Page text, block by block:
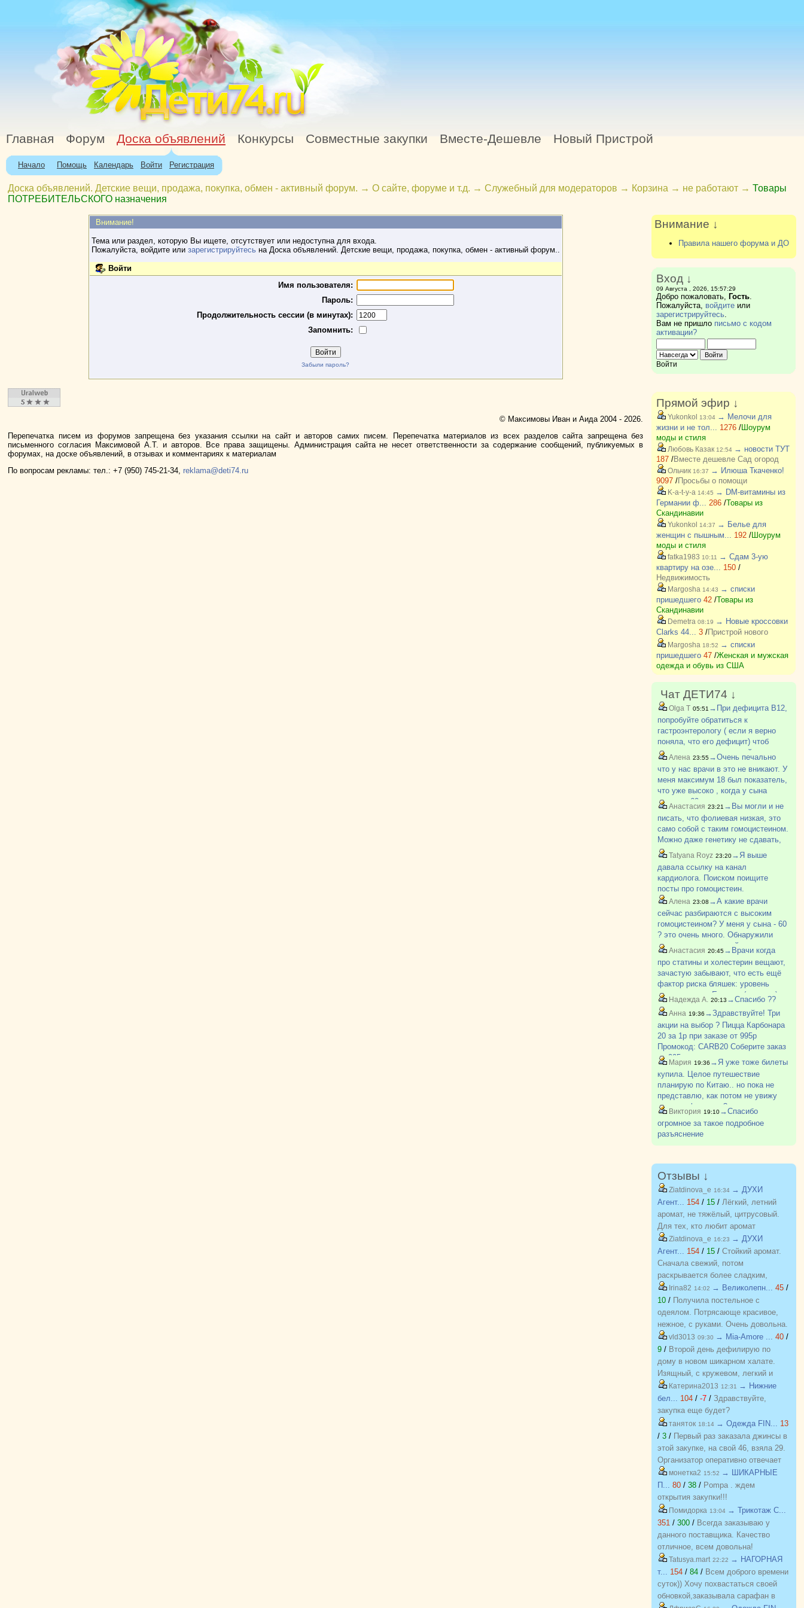
Главная Форум Доска объявлений Конкурсы Совместные закупки Вместе-Дешевле Новый Пристрой
Начало Помощь Календарь Войти Регистрация
Доска объявлений. Детские вещи, продажа, покупка, обмен - активный форум. → О сайте, форуме и т.д. → Служебный для модераторов → Корзина → не работают → Товары
ПОТРЕБИТЕЛЬСКОГО назначения
Внимание!
Тема или раздел, которую Вы ищете, отсутствует или недоступна для входа.
Пожалуйста, войдите или зарегистрируйтесьна Доска объявлений. Детские вещи, продажа, покупка, обмен - активный форум..
Войти
Имя пользователя:
Пароль:
Продолжительность сессии (в минутах):
Запомнить:
Забыли пароль?
© Максимовы Иван и Аида 2004 - 2026.
Перепечатка писем из форумов запрещена без указания ссылки на сайт и авторов самих писем. Перепечатка материалов из всех разделов сайта запрещена без
письменного согласия Максимовой А.Т. и авторов. Все права защищены. Администрация сайта не несет ответственности за содержание сообщений, публикуемых в
форумах, на доске объявлений, в отзывах и комментариях к материалам
По вопросам рекламы: тел.: +7 (950) 745-21-34,reklama@deti74.ru
Внимание ↓
Правила нашего форума и ДО
Вход ↓
09 Августа , 2026, 15:57:29
Добро пожаловать, Гость.
Пожалуйста, войдитеили
зарегистрируйтесь.
Вам не пришло письмо с кодом
активации?
Войти
Прямой эфир ↓
Yukonkol 13:04 → Мелочи для
жизни и не тол... 1276/Шоурум
моды и стиля
Любовь Казак12:54 → новости ТУТ
187/Вместе дешевле Сад огород
Ольчик16:37 → Илюша Ткаченко!
9097/Просьбы о помощи
K-a-t-y-a 14:45 → DM-витамины из
Германии ф... 286/Товары из
Скандинавии
Yukonkol 14:37 → Белье для
женщин с пышным... 192/Шоурум
моды и стиля
fatka1983 10:11
→ Сдам 3-ую
квартиру на озе... 150/
Недвижимость
Margosha 14:43 → списки
пришедшего 42/Товары из
Скандинавии
Demetra 08:19 → Новые кроссовки
Clarks 44... 3/Пристрой нового
Margosha 18:52 → списки
пришедшего 47/Женская и мужская
одежда и обувь из США
Чат ДЕТИ74 ↓
Olga T 05:51 →При дефицита В12,
попробуйте обратиться к
гастроэнтерологу ( если я верно
поняла, что его дефицит) чтоб
исключить аутоиммунный гастрит
Алена 23:55→Очень печально
что у нас врачи в это не вникают. У
меня максимум 18 был показатель,
что уже высоко , когда у сына
увидела 60 думала это какая то
другой - 58. Придется теперь
пожизненно м?
Анастасия 23:21 →Вы могли и не
писать, что фолиевая низкая, это
само собой с таким гомоцистеином.
Можно даже генетику не сдавать,
чисто по анализам сказать, что у
него ген.мутация в фолатном
цикле. Те нарушение успеваемости
фолиевой ки?
Tatyana Royz 23:20→Я выше
давала ссылку на канал
кардиолога. Поиском поищите
посты про гомоцистеин.
Алена 23:08 →А какие врачи
сейчас разбираются с высоким
гомоцистеином? У меня у сына - 60
? это очень много. Обнаружили
можно сказать случайно, ходил к
дерматологу, та предложила
витамины проверить. Низкий б12,
фолиевая, высокий гом?
Анастасия 20:45→Врачи когда
про статины и холестерин вещают,
зачастую забывают, что есть ещё
фактор риска бляшек: уровень
гомоцистеина. Если он (уровень)
высокий, то "пробивает" стенки
сосудов, "заякоривается" в них, и
на торчащие из с?
Надежда А. 20:13 →Спасибо ??
Анна 19:36 →Здравствуйте! Три
акции на выбор ? Пицца Карбонара
20 за 1р при заказе от 995р
Промокод: CARB20 Соберите заказ
на 995р.. и укажите промокод -
пицца Карбонара 20 см появится в
корзине за 1 р. Обязательно
укажите телефон?
Мария 19:36 →Я уже тоже билеты
купила. Целое путешествие
планирую по Китаю.. но пока не
представлю, как потом не увижу
дочь до февраля ?
Виктория 19:10→Спасибо
огромное за такое подробное
разъяснение
Отзывы ↓
Ziatdinova_e 16:34 → ДУХИ
Агент... 154 / 15 / Лёгкий, летний
аромат, не тяжёлый, цитрусовый.
Для тех, кто любит аромат
бергамота, грейпфрута. С хорошей
стойкостью, на одежде еще долго
держится потом.
Ziatdinova_e 16:23 → ДУХИ
Агент... 154 / 15 / Стойкий аромат.
Сначала свежий, потом
раскрывается более сладким,
пряным. Очень похож на оригинал,
почти не отличить.
Irina82 14:02 → Великолепн... 45 /
10 / Получила постельное с
одеялом. Потрясающе красивое,
нежное, с руками. Очень довольна.
Хочу еще! Спасибо
vld3013 09:30 → Mia-Amore ... 40 /
9 / Второй день дефилирую по
дому в новом шикарном халате.
Изящный, с кружевом, легкий и
красивый. Куплен на распродаже
по отличной цене. Спасибо
организатору за возможность
приобретать красивые вещи по
приятным ценам. Желаю закупке
процветания и долгожительства
Катерина2013 12:31
→ Нижние
бел... 104 / -7 / Здравствуйте,
закупка еще будет?
таняток 18:14 → Одежда FIN... 13
/ 3 / Первый раз заказала джинсы в
этой закупке, на свой 46, взяла 29.
Организатор оперативно отвечает
на вопросы. Спасибо!!!
монетка2 15:52 → ШИКАРНЫЕ
П... 80 / 38 / Pompa . ждем
открытия закупки!!!
Помидорка 13:04 → Трикотаж C...
351 / 300 / Всегда заказываю у
данного поставщика. Качество
отличное, всем довольна!
Tatusya.mart 22:22 → НАГОРНАЯ
т... 154 / 84 / Всем доброго времени
суток)) Хочу похвастаться своей
обновкой,заказывала сарафан в